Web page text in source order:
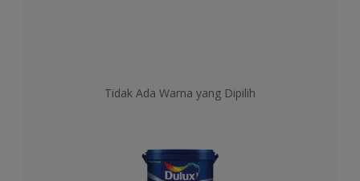
Tidak Ada Warna yang Dipilih